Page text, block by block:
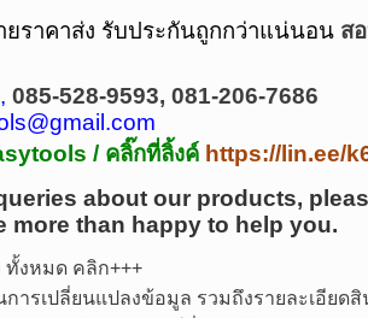
ยราคาส่ง รับประกันถูกกว่าแน่นอน ส
, 085-528-9593, 081-206-7686
/ คลิ๊กที่ลิ้งค์ https://lin.ee/
about our products,
more than happy to help you.
ทั้งหมด คลิก+++
ารเปลี่ยนแปลงข้อมูล รวมถึงรายละเอียด